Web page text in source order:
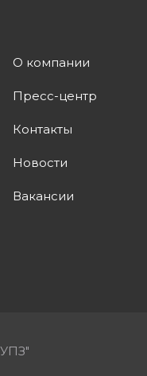
О компании
Пресс-центр
Контакты
Новости
Вакансии